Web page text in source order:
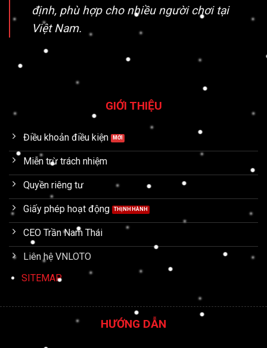
định, phù hợp cho nhiều người chơi tại
Việt Nam.
GIỚI THIỆU
Điều khoản điều kiện
Miễn trừ trách nhiệm
Quyền riêng tư
Giấy phép hoạt động
CEO Trần Nam Thái
Liên hệ VNLOTO
SITEMAP
HƯỚNG DẪN